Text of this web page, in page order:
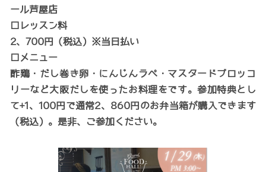
ール芦屋店
□レッスン料
2、700円（税込）※当日払い
□メニュー
酢鶏・だし巻き卵・にんじんラペ・マスタードブロッコ
リーなど大阪だしを使ったお料理をです。参加特典とし
て+1、100円で通常2、860円のお弁当箱が購入できます
（税込）。是非、ご参加ください。